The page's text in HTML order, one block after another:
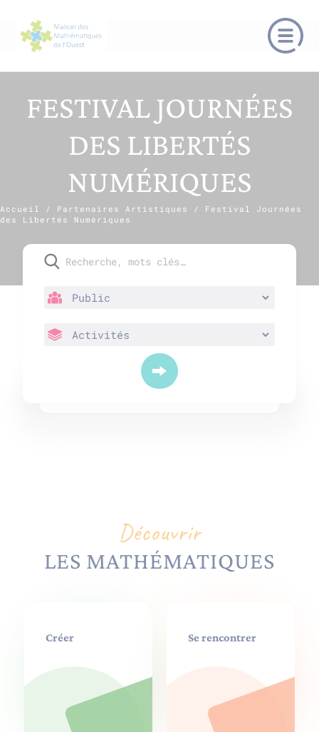
FESTIVAL JOURNÉES
DES LIBERTÉS
NUMÉRIQUES
Accueil / Partenaires Artistiques / Festival Journées
des Libertés Numériques
Découvrir
LES MATHÉMATIQUES
Créer Se rencontrer